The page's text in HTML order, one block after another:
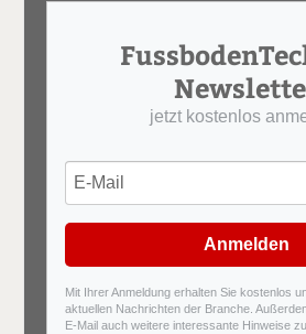
jetzt kostenlos
Anmelden
Mit Ihrer Anmeldung erhalten Sie kostenlos
aktuellen Nachrichten der Branche.
E-Mail auch weitere interessante Hinweise